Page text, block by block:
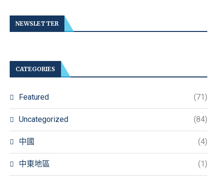
NEWSLETTER
CATEGORIES
Featured (71)
Uncategorized (84)
中國 (4)
中東地區 (1)